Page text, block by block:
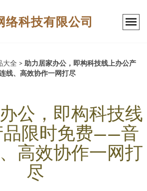
络科技有限公司
大全 > 助力居家办公，即构科技线上办公产
线、高效协作一网打尽
公，即构科技线
品限时免费——音
高效协作一网打
尽